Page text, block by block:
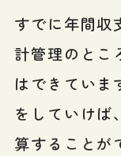
すでに年間収
計管理のとこ
はできていま
をしていけば
算することが